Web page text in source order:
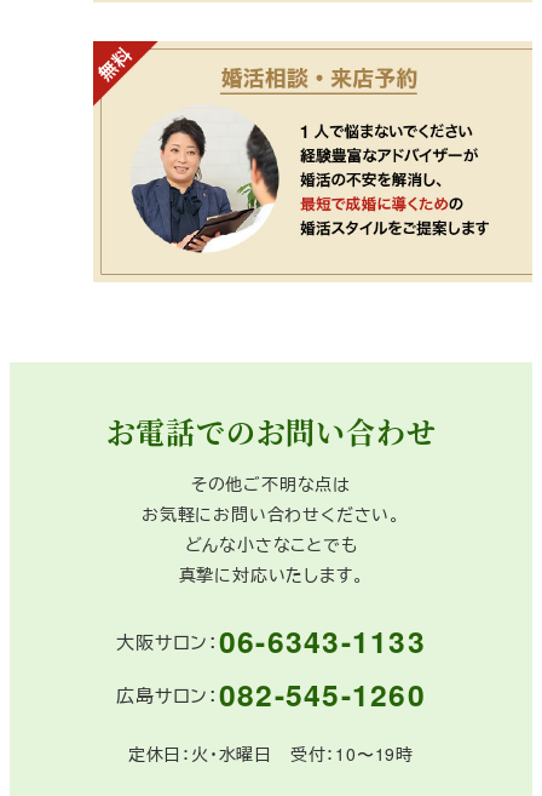
お電話でのお問い合わせ
その他ご不明な点は
お気軽にお問い合わせください。
どんな小さなことでも
真摯に対応いたします。
大阪サロン：06-6343-1133
広島サロン：082-545-1260
定休日：火・水曜日 受付：10〜19時